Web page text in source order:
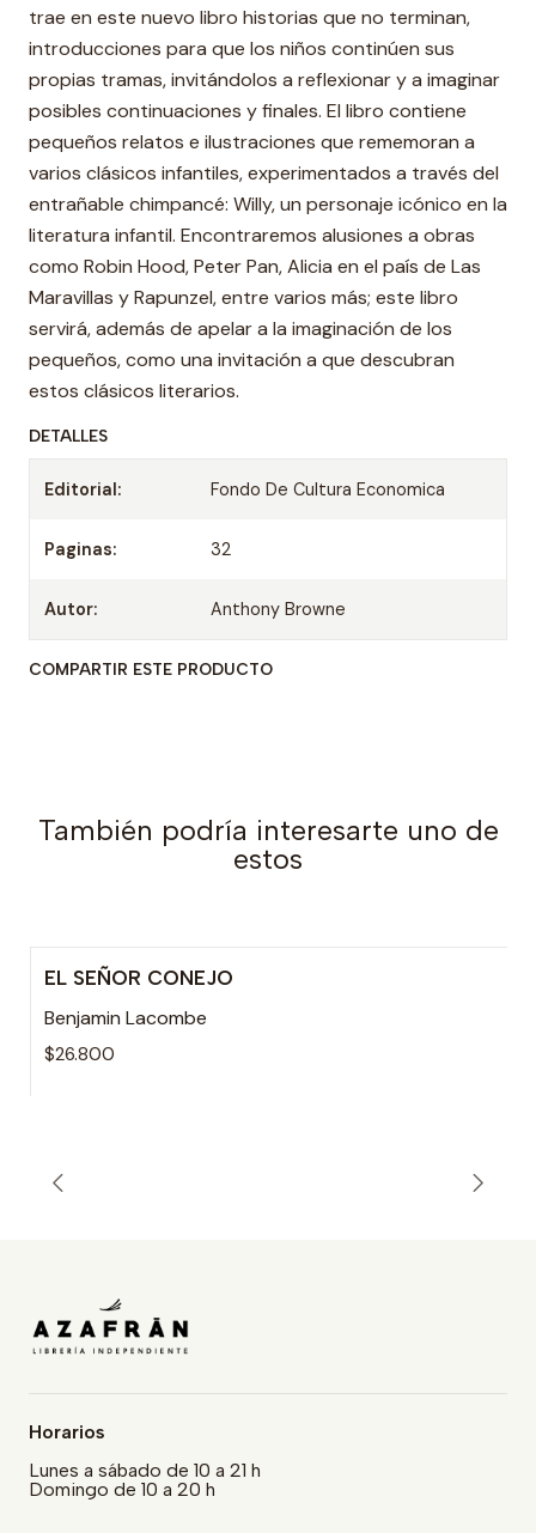
trae en este nuevo libro historias que no terminan,
introducciones para que los niños continúen sus
propias tramas, invitándolos a reflexionar y a imaginar
posibles continuaciones y finales. El libro contiene
pequeños relatos e ilustraciones que rememoran a
varios clásicos infantiles, experimentados a través del
entrañable chimpancé: Willy, un personaje icónico en la
literatura infantil. Encontraremos alusiones a obras
como Robin Hood, Peter Pan, Alicia en el país de Las
Maravillas y Rapunzel, entre varios más; este libro
servirá, además de apelar a la imaginación de los
pequeños, como una invitación a que descubran
estos clásicos literarios.
DETALLES
Editorial: Fondo De Cultura Economica
Paginas: 32
Autor: Anthony Browne
COMPARTIR ESTE PRODUCTO
También podría interesarte uno de
estos
Agotado
EL SEÑOR CONEJO
Benjamin Lacombe
$26.800
Horarios
Lunes a sábado de 10 a 21 h
Domingo de 10 a 20 h